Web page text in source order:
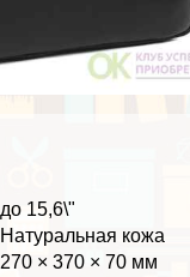
до 15,6\"
Натуральная кожа
270 × 370 × 70 мм